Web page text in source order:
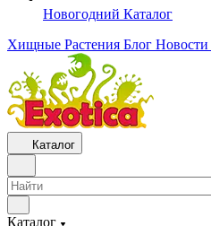
Новогодний Каталог
Хищные Растения Блог Новости
Каталог
Каталог